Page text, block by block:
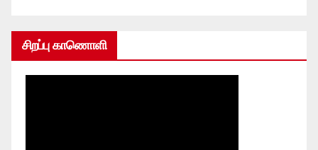
சிறப்பு காணொளி